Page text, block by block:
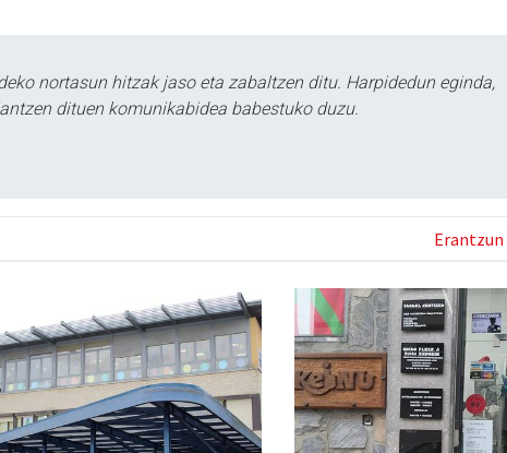
nortasun hitzak jaso eta zabaltzen ditu. Harpidedun eginda,
dituen komunikabidea babestuko duzu.
Erantzun